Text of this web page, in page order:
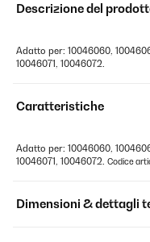
Descrizione del
Adatto per: 10046060,
10046071, 10046072.
Caratteristiche
Adatto per: 10046060,
10046071, 10046072. Codice
Dimensioni & dettagli